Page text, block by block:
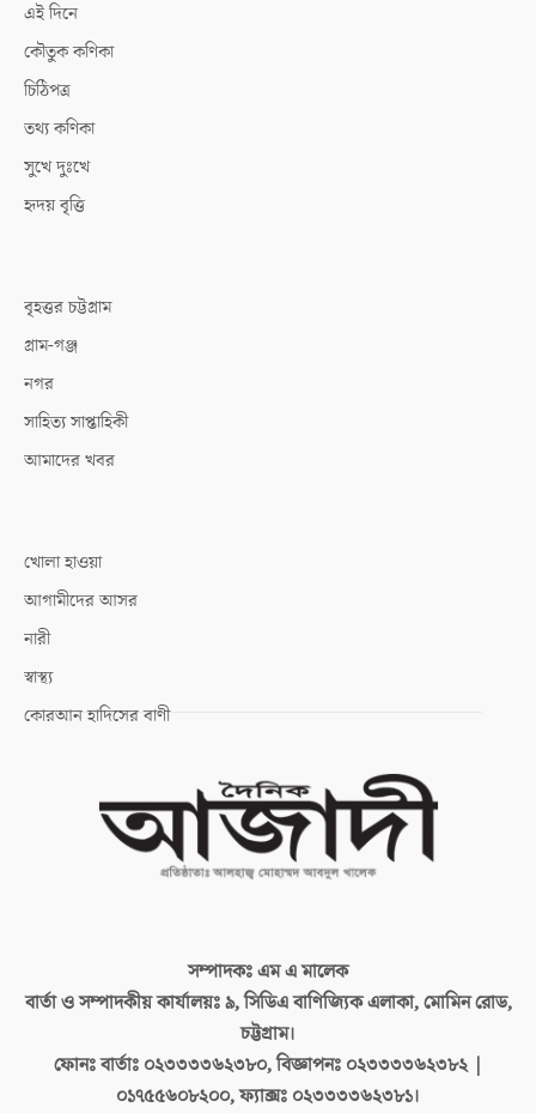
এই দিনে
কৌতুক কণিকা
চিঠিপত্র
তথ্য কণিকা
সুখে দুঃখে
হৃদয় বৃত্তি
বৃহত্তর চট্টগ্রাম
গ্রাম-গঞ্জ
নগর
সাহিত্য সাপ্তাহিকী
আমাদের খবর
খোলা হাওয়া
আগামীদের আসর
নারী
স্বাস্থ্য
কোরআন হাদিসের বাণী
সম্পাদকঃএম এ মালেক
বার্তা ও সম্পাদকীয় কার্যালয়ঃ৯, সিডিএ বাণিজ্যিক এলাকা, মোমিন রোড,
চট্টগ্রাম।
ফোনঃ বার্তাঃ ০২৩৩৩৩৬২৩৮০, বিজ্ঞাপনঃ ০২৩৩৩৩৬২৩৮২ |
০১৭৫৫৬০৮২০০, ফ্যাক্সঃ ০২৩৩৩৩৬২৩৮১।